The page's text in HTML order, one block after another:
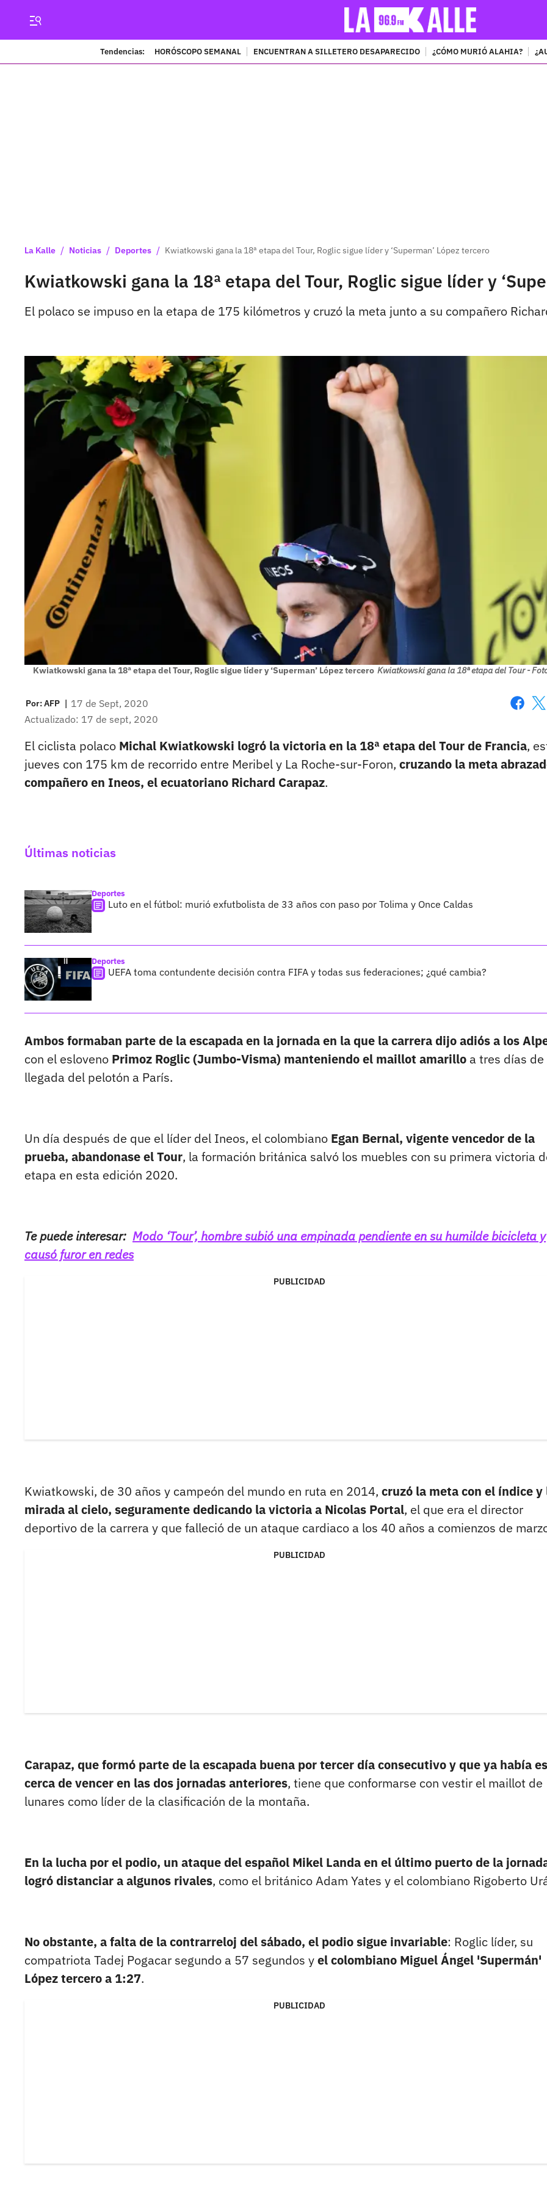
Tendencias: HORÓSCOPO SEMANAL ENCUENTRAN A SILLETERO DESAPARECIDO ¿CÓMO MURIÓ ALAHIA?
La Kalle / Noticias / Deportes / Kwiatkowski gana la 18ª etapa del Tour, Roglic sigue líder y ‘Superman’ López tercero
Kwiatkowski gana la 18ª etapa del Tour, Roglic sigue líder y
El polaco se impuso en la etapa de 175 kilómetros y cruzó la meta junto a su compañero
Kwiatkowski gana la 18ª etapa del Tour, Roglic sigue líder y ‘Superman’ López tercero Kwiatkowski gana la 18ª etapa del Tour -
Por:AFP | 17 de Sept, 2020
Actualizado: 17 de sept, 2020
El ciclista polaco Michal Kwiatkowski logró la victoria en la 18ª etapa del Tour de Francia,
jueves con 175 km de recorrido entre Meribel y La Roche-sur-Foron, cruzando la meta
compañero en Ineos, el ecuatoriano Richard Carapaz.
Últimas noticias
Deportes
Luto en el fútbol: murió exfutbolista de 33 años con paso por Tolima y Once Caldas
Deportes
UEFA toma contundente decisión contra FIFA y todas sus federaciones; ¿qué cambia?
Ambos formaban parte de la escapada en la jornada en la que la carrera dijo adiós a los
con el esloveno Primoz Roglic (Jumbo-Visma) manteniendo el maillot amarillo a tres días de
llegada del pelotón a París.
Un día después de que el líder del Ineos, el colombiano Egan Bernal, vigente vencedor de la
prueba, abandonase el Tour, la formación británica salvó los muebles con su primera victoria
etapa en esta edición 2020.
Te puede interesar: Modo ‘Tour’, hombre subió una empinada pendiente en su humilde bicicleta y
causó furor en redes
PUBLICIDAD
Kwiatkowski, de 30 años y campeón del mundo en ruta en 2014, cruzó la meta con el índice y
mirada al cielo, seguramente dedicando la victoria a Nicolas Portal, el que era el director
deportivo de la carrera y que falleció de un ataque cardiaco a los 40 años a comienzos de
PUBLICIDAD
Carapaz, que formó parte de la escapada buena por tercer día consecutivo y que ya había
cerca de vencer en las dos jornadas anteriores, tiene que conformarse con vestir el maillot de
lunares como líder de la clasificación de la montaña.
En la lucha por el podio, un ataque del español Mikel Landa en el último puerto de la
logró distanciar a algunos rivales, como el británico Adam Yates y el colombiano Rigoberto
No obstante, a falta de la contrarreloj del sábado, el podio sigue invariable: Roglic líder, su
compatriota Tadej Pogacar segundo a 57 segundos yel colombiano Miguel Ángel 'Supermán'
López tercero a 1:27.
PUBLICIDAD